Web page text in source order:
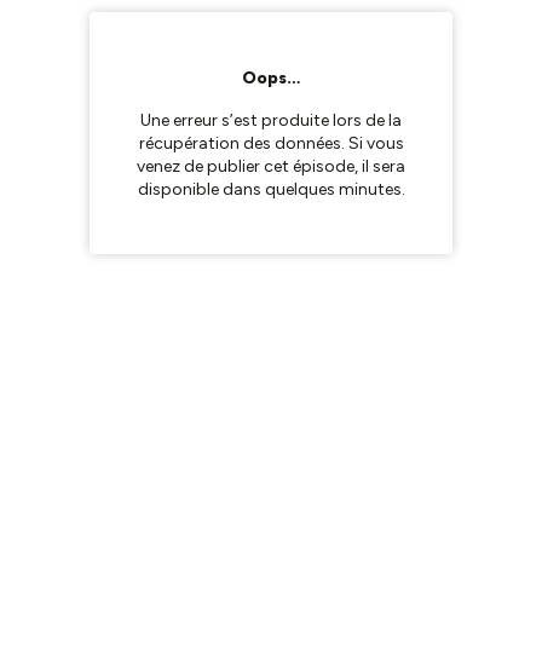
Oops…
Une erreur s’est produite lors de la
récupération des données. Si vous
venez de publier cet épisode, il sera
disponible dans quelques minutes.